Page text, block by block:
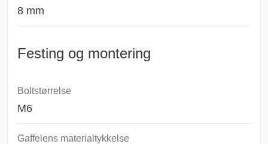
8 mm
Festing og montering
Boltstørrelse
M6
Gaffelens materialtykkelse